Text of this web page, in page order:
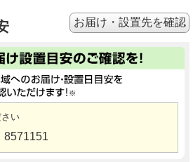
い
8571151
お届け・設置先を確認